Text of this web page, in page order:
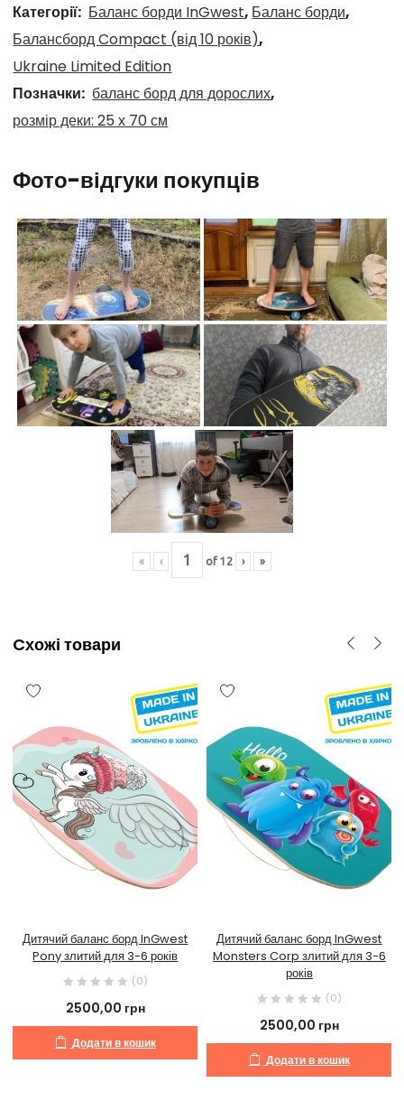
Категорії: Баланс борди InGwest, Баланс борди,
Балансборд Compact (від 10 років),
Ukraine Limited Edition
Позначки: баланс борд для дорослих,
розмір деки: 25 х 70 см
Фото-відгуки покупців
« ‹ of 12 › »
Cхожі товари
Дитячий баланс борд InGwest
Pony злитий для 3-6 років
(0)
2500,00 грн
Додати в кошик
Дитячий баланс борд InGwest
Monsters Corp злитий для 3-6
років
(0)
2500,00 грн
Додати в кошик